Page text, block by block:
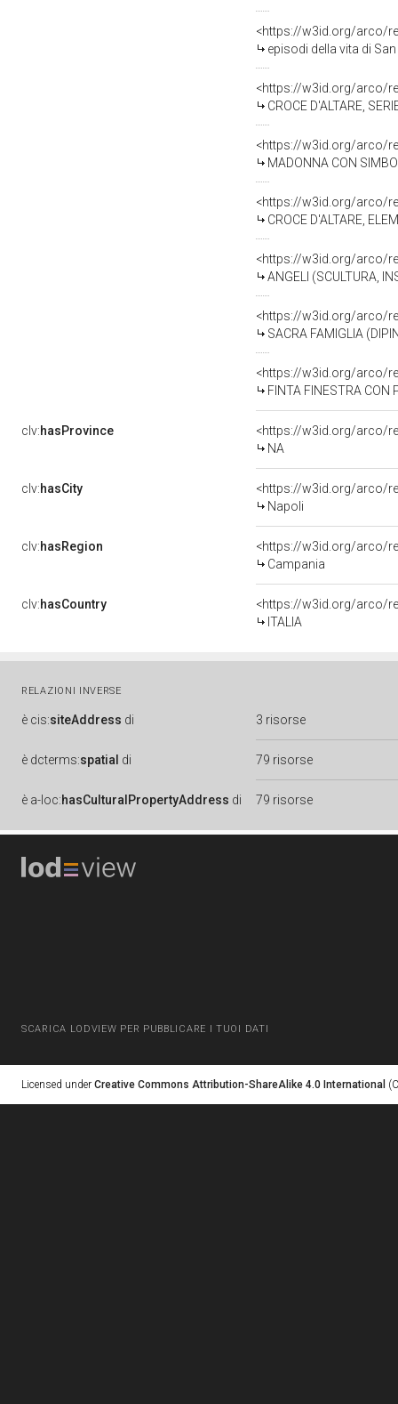
<https://w3id.org/arco/
episodi della vita di
<https://w3id.org/arco/
CROCE D'ALTARE,
<https://w3id.org/arco/
MADONNA CON SIMBOLI
<https://w3id.org/arco/
CROCE D'ALTARE,
<https://w3id.org/arco/
ANGELI (SCULTURA,
<https://w3id.org/arco/
SACRA FAMIGLIA
<https://w3id.org/arco/
FINTA FINESTRA CON
clv:hasProvince
<https://w3id.org/arco/
NA
clv:hasCity
<https://w3id.org/arco/
Napoli
clv:hasRegion
<https://w3id.org/arco/
Campania
clv:hasCountry
<https://w3id.org/arco/
ITALIA
RELAZIONI INVERSE
è cis:siteAddress di 3 risorse
è dcterms:spatial di 79 risorse
è a-loc:hasCulturalPropertyAddress di 79 risorse
SCARICA LODVIEW PER PUBBLICARE I TUOI DATI
Licensed under Creative Commons Attribution-ShareAlike 4.0 International